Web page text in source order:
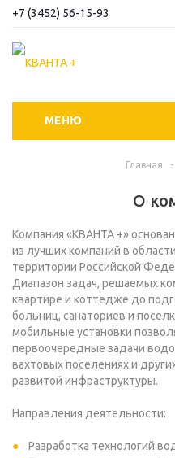
+7 (3452) 56-15-93
МЕНЮ
Главная -
О
Компания «КВАНТА +»
из лучших компаний в
территории Российской
Диапазон задач, решаемых
квартире и коттедже до
больниц, санаториев и
мобильные установки
первоочередные задачи
вахтовых поселениях и
развитой инфраструктуры.
Направления деятельности:
Разработка технологий